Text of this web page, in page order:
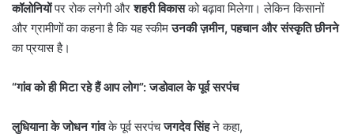
कॉलोनियोंपर रोक लगेगी औरशहरी विकासको बढ़ावा मिलेगा। लेकिन किसानों
और ग्रामीणों का कहना है कि यह स्कीमउनकी ज़मीन,पहचान और संस्कृति छीनने
का प्रयास है।
“गांव को ही मिटा रहे हैं आप लोग”: जडोवाल के पूर्व सरपंच
लुधियाना के जोधन गांवके पूर्व सरपंचजगदेव सिंहने कहा,